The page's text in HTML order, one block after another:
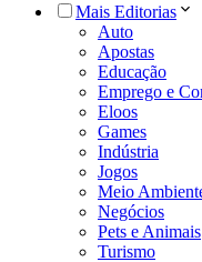
Mais Editorias
Auto
Apostas
Educação
Emprego e
Eloos
Games
Indústria
Jogos
Meio
Negócios
Pets e Animais
Turismo